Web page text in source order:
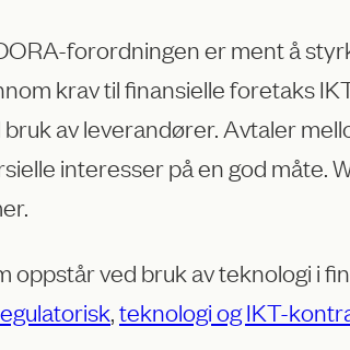
forordningen er ment å
krav til finansielle foretaks
av leverandører. Avtaler
interesser på en god måte.
ved bruk av teknologi i
,teknologi og IKT-